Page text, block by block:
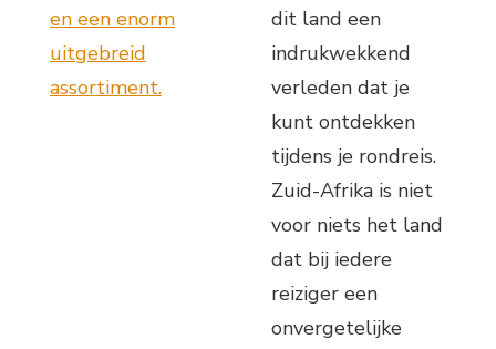
en een enorm
uitgebreid
assortiment.
dit land een
indrukwekkend
verleden dat je
kunt ontdekken
tijdens je rondreis.
Zuid-Afrika is niet
voor niets het land
dat bij iedere
reiziger een
onvergetelijke